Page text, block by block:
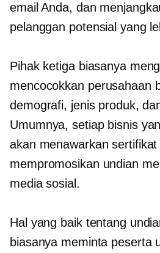
email Anda, dan
pelanggan potensial yang
Pihak ketiga biasanya
mencocokkan perusahaan
demografi, jenis produk,
Umumnya, setiap bisnis
akan menawarkan sertifikat
mempromosikan undian
media sosial.
Hal yang baik tentang
biasanya meminta peserta